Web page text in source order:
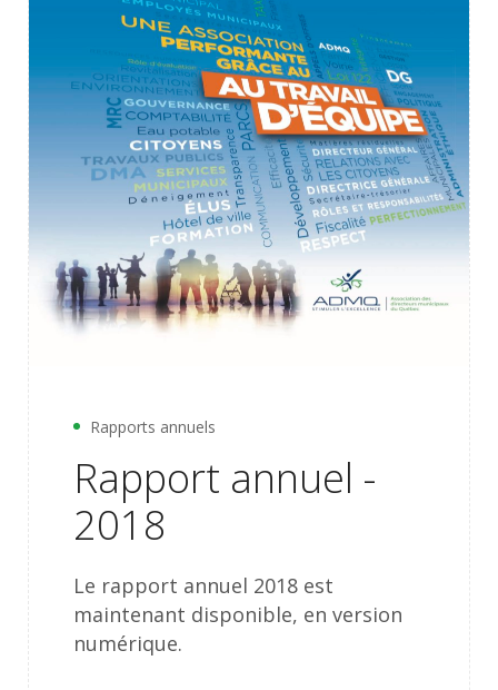
Rapports annuels
Rapport annuel -
2018
Le rapport annuel 2018 est
maintenant disponible, en version
numérique.